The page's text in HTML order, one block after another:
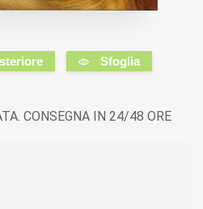
Sfoglia
CONSEGNA IN 24/48 ORE